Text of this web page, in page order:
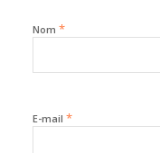
Nom *
E-mail *